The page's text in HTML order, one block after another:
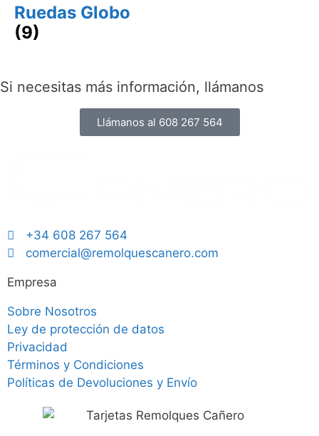
Ruedas Globo
(9)
Si necesitas más información, llámanos
Llámanos al 608 267 564
+34 608 267 564
comercial@remolquescanero.com
Empresa
Sobre Nosotros
Ley de protección de datos
Privacidad
Términos y Condiciones
Políticas de Devoluciones y Envío